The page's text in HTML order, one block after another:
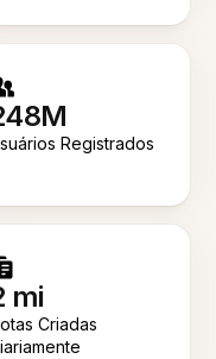
Registrados
mi
Criadas